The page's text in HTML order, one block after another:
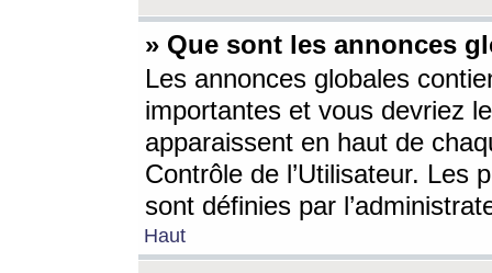
» Que sont les annonces
Les annonces globales
importantes et vous devriez
apparaissent en haut de
Contrôle de l’Utilisateur. Les
sont définies par
Haut